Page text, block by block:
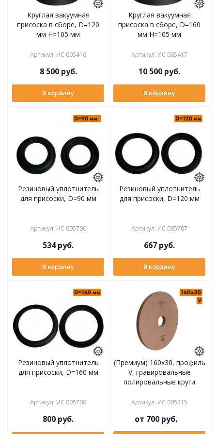
Круглая вакуумная
присоска в сборе, D=120
мм H=105 мм
Артикул: ИС 005416
8 500руб.
В корзину
Круглая вакуумная
присоска в сборе, D=160
мм H=105 мм
Артикул: ИС 005417
10 500 руб.
В корзину
Резиновый уплотнитель
для присоски, D=90 мм
Артикул: ИС 005706
534руб.
В корзину
Резиновый уплотнитель
для присоски, D=120 мм
Артикул: ИС 005707
667 руб.
В корзину
Резиновый уплотнитель
для присоски, D=160 мм
Артикул: ИС 005708
800 руб.
(Премиум) 160x30, профиль
V, гравировальные
полировальные круги
Артикул: ИС 005315
от 700 руб.